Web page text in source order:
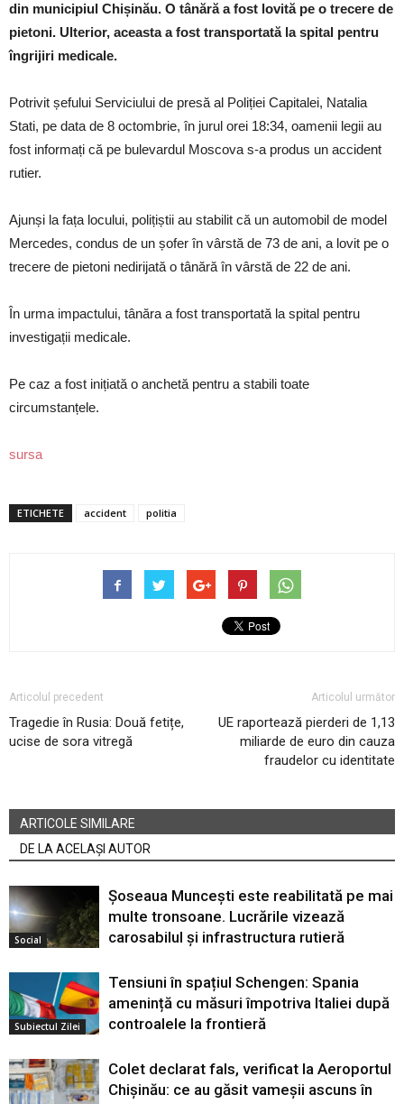
din municipiul Chișinău. O tânără a fost lovită pe o trecere de
pietoni. Ulterior, aceasta a fost transportată la spital pentru
îngrijiri medicale.
Potrivit șefului Serviciului de presă al Poliției Capitalei, Natalia
Stati, pe data de 8 octombrie, în jurul orei 18:34, oamenii legii au
fost informați că pe bulevardul Moscova s-a produs un accident
rutier.
Ajunși la fața locului, polițiștii au stabilit că un automobil de model
Mercedes, condus de un șofer în vârstă de 73 de ani, a lovit pe o
trecere de pietoni nedirijată o tânără în vârstă de 22 de ani.
În urma impactului, tânăra a fost transportată la spital pentru
investigații medicale.
Pe caz a fost inițiată o anchetă pentru a stabili toate
circumstanțele.
sursa
ETICHETE accident politia
Articolul precedent
Tragedie în Rusia: Două fetițe,
ucise de sora vitregă
Articolul următor
UE raportează pierderi de 1,13
miliarde de euro din cauza
fraudelor cu identitate
ARTICOLE SIMILARE
DE LA ACELAȘI AUTOR
Social
Șoseaua Muncești este reabilitată pe mai
multe tronsoane. Lucrările vizează
carosabilul și infrastructura rutieră
Subiectul Zilei
Tensiuni în spațiul Schengen: Spania
amenință cu măsuri împotriva Italiei după
controalele la frontieră
Colet declarat fals, verificat la Aeroportul
Chișinău: ce au găsit vameșii ascuns în